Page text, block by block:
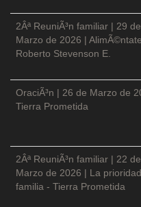
2Âª ReuniÃ³n familiar | 29 de
Marzo de 2026 |
Roberto Stevenson E.
OraciÃ³n | 26 de Marzo de
Tierra Prometida
2Âª ReuniÃ³n familiar | 22 de
Marzo de 2026 | La
familia - Tierra Prometida